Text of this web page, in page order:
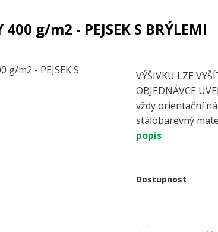
g/m2 - PEJSEK S BRÝLEMI
VÝŠIVKU LZE
OBJEDNÁVCE
vždy orientační
stálobarevný
popis
Dostupnost